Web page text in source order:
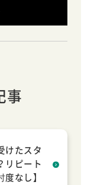
事
けたスタ
リピート
なし】